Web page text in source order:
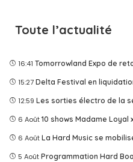
Toute l’actualité
16:41 Tomorrowland Expo de
15:27 Delta Festival en
12:59 Les sorties électro de la
6 Août 10 shows Madame Loyal
6 Août La Hard Music se
5 Août Programmation Hard